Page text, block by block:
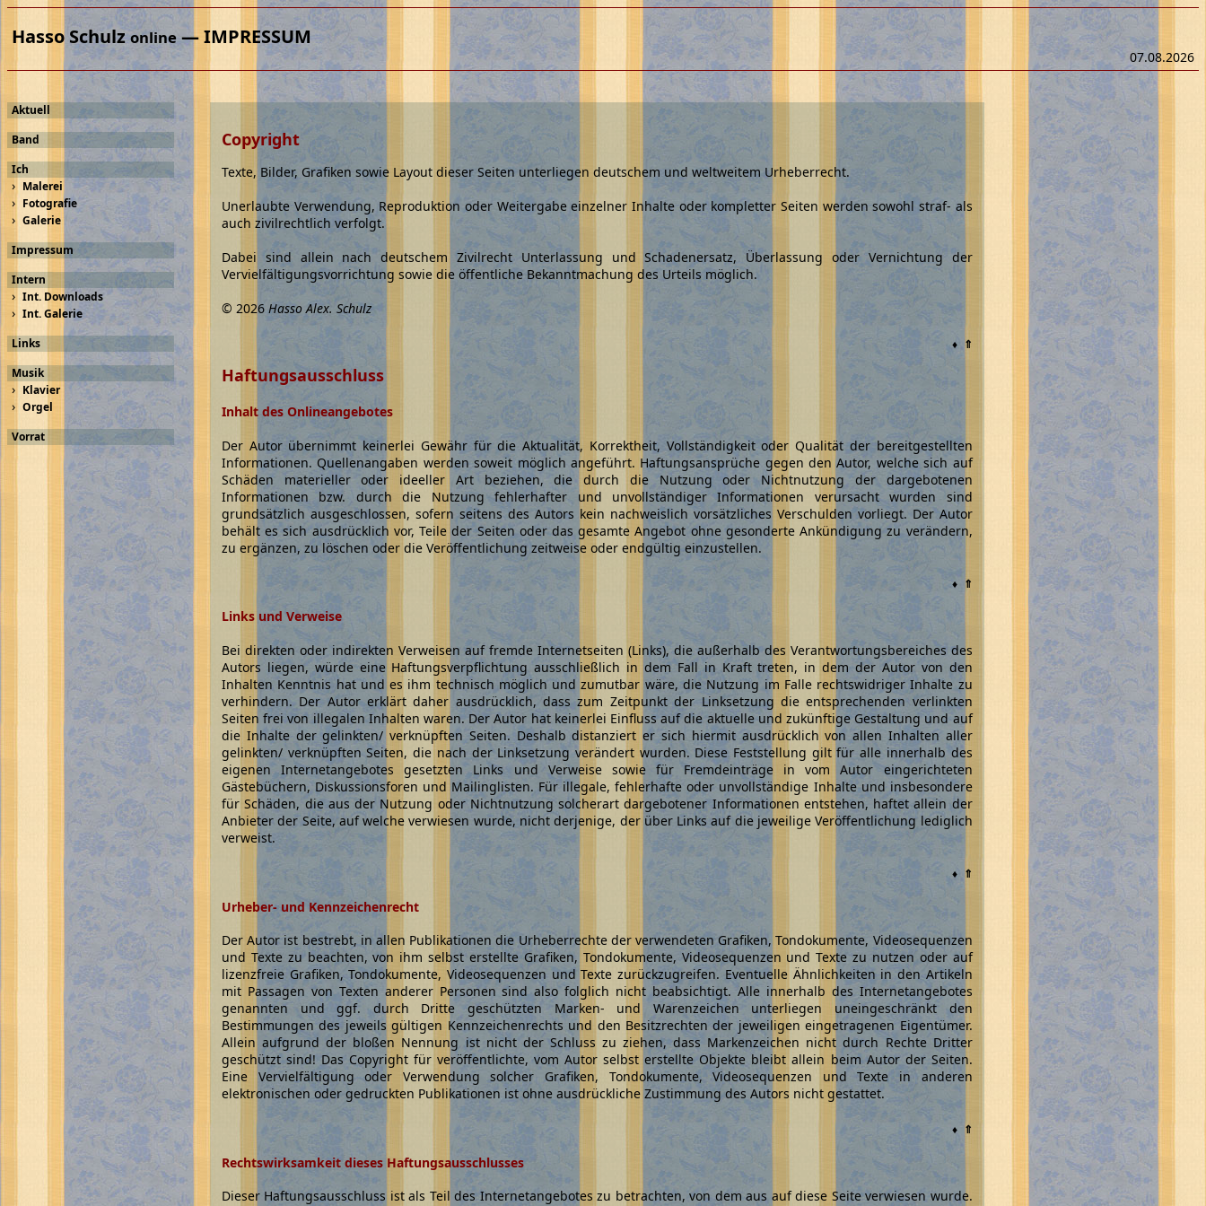
Hasso Schulzonline— IMPRESSUM
07.08.2026
Aktuell
Band
Ich
› Malerei
› Fotografie
› Galerie
Impressum
Intern
› Int. Downloads
› Int. Galerie
Links
Musik
› Klavier
› Orgel
Vorrat
Copyright
Texte, Bilder, Grafiken sowie Layout dieser Seiten unterliegen deutschem und weltweitem Urheberrecht.
Unerlaubte Verwendung, Reproduktion oder Weitergabe einzelner Inhalte oder kompletter Seiten werden sowohl straf- als
auch zivilrechtlich verfolgt.
Dabei sind allein nach deutschem Zivilrecht Unterlassung und Schadenersatz, Überlassung oder Vernichtung der
Vervielfältigungsvorrichtung sowie die öffentliche Bekanntmachung des Urteils möglich.
© 2026 Hasso Alex. Schulz
♦ ⇑
Haftungsausschluss
Inhalt des Onlineangebotes
Der Autor übernimmt keinerlei Gewähr für die Aktualität, Korrektheit, Vollständigkeit oder Qualität der bereitgestellten
Informationen. Quellenangaben werden soweit möglich angeführt. Haftungsansprüche gegen den Autor, welche sich auf
Schäden materieller oder ideeller Art beziehen, die durch die Nutzung oder Nichtnutzung der dargebotenen
Informationen bzw. durch die Nutzung fehlerhafter und unvollständiger Informationen verursacht wurden sind
grundsätzlich ausgeschlossen, sofern seitens des Autors kein nachweislich vorsätzliches Verschulden vorliegt. Der Autor
behält es sich ausdrücklich vor, Teile der Seiten oder das gesamte Angebot ohne gesonderte Ankündigung zu verändern,
zu ergänzen, zu löschen oder die Veröffentlichung zeitweise oder endgültig einzustellen.
♦ ⇑
Links und Verweise
Bei direkten oder indirekten Verweisen auf fremde Internetseiten (Links), die außerhalb des Verantwortungsbereiches des
Autors liegen, würde eine Haftungsverpflichtung ausschließlich in dem Fall in Kraft treten, in dem der Autor von den
Inhalten Kenntnis hat und es ihm technisch möglich und zumutbar wäre, die Nutzung im Falle rechtswidriger Inhalte zu
verhindern. Der Autor erklärt daher ausdrücklich, dass zum Zeitpunkt der Linksetzung die entsprechenden verlinkten
Seiten frei von illegalen Inhalten waren. Der Autor hat keinerlei Einfluss auf die aktuelle und zukünftige Gestaltung und auf
die Inhalte der gelinkten/ verknüpften Seiten. Deshalb distanziert er sich hiermit ausdrücklich von allen Inhalten aller
gelinkten/ verknüpften Seiten, die nach der Linksetzung verändert wurden. Diese Feststellung gilt für alle innerhalb des
eigenen Internetangebotes gesetzten Links und Verweise sowie für Fremdeinträge in vom Autor eingerichteten
Gästebüchern, Diskussionsforen und Mailinglisten. Für illegale, fehlerhafte oder unvollständige Inhalte und insbesondere
für Schäden, die aus der Nutzung oder Nichtnutzung solcherart dargebotener Informationen entstehen, haftet allein der
Anbieter der Seite, auf welche verwiesen wurde, nicht derjenige, der über Links auf die jeweilige Veröffentlichung lediglich
verweist.
♦ ⇑
Urheber- und Kennzeichenrecht
Der Autor ist bestrebt, in allen Publikationen die Urheberrechte der verwendeten Grafiken, Tondokumente, Videosequenzen
und Texte zu beachten, von ihm selbst erstellte Grafiken, Tondokumente, Videosequenzen und Texte zu nutzen oder auf
lizenzfreie Grafiken, Tondokumente, Videosequenzen und Texte zurückzugreifen. Eventuelle Ähnlichkeiten in den Artikeln
mit Passagen von Texten anderer Personen sind also folglich nicht beabsichtigt. Alle innerhalb des Internetangebotes
genannten und ggf. durch Dritte geschützten Marken- und Warenzeichen unterliegen uneingeschränkt den
Bestimmungen des jeweils gültigen Kennzeichenrechts und den Besitzrechten der jeweiligen eingetragenen Eigentümer.
Allein aufgrund der bloßen Nennung ist nicht der Schluss zu ziehen, dass Markenzeichen nicht durch Rechte Dritter
geschützt sind! Das Copyright für veröffentlichte, vom Autor selbst erstellte Objekte bleibt allein beim Autor der Seiten.
Eine Vervielfältigung oder Verwendung solcher Grafiken, Tondokumente, Videosequenzen und Texte in anderen
elektronischen oder gedruckten Publikationen ist ohne ausdrückliche Zustimmung des Autors nicht gestattet.
♦ ⇑
Rechtswirksamkeit dieses Haftungsausschlusses
Dieser Haftungsausschluss ist als Teil des Internetangebotes zu betrachten, von dem aus auf diese Seite verwiesen wurde.